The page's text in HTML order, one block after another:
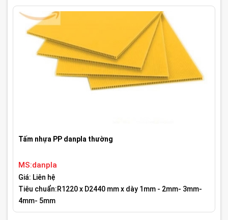
Tấm nhựa PP danpla thường
MS:danpla
Giá: Liên hệ
Tiêu chuẩn:R1220 x D2440 mm x dày 1mm - 2mm- 3mm-
4mm- 5mm